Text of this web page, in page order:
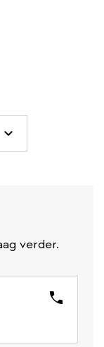
verder.